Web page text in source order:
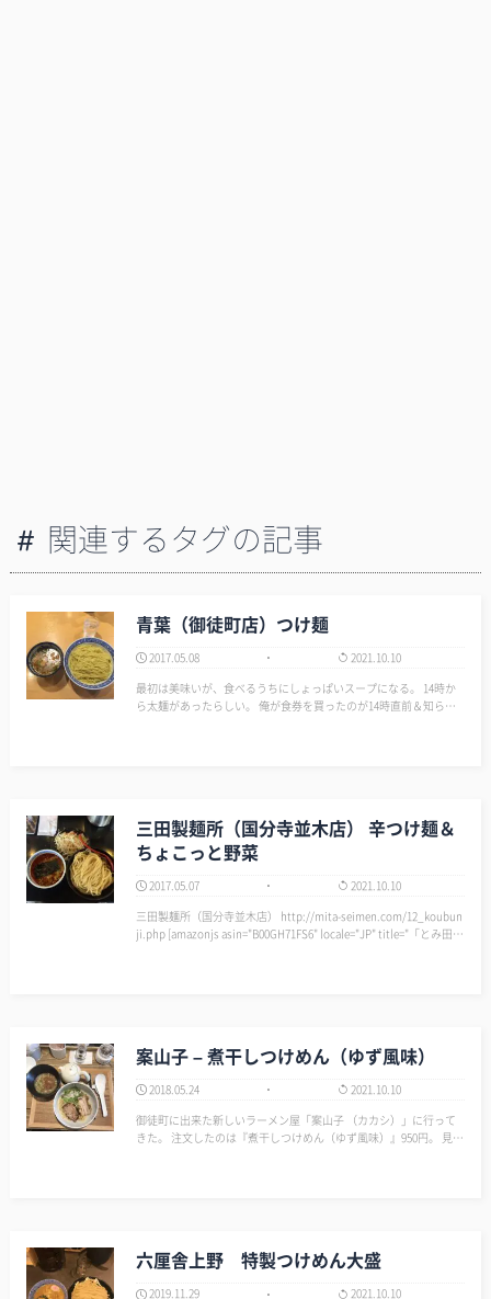
関連するタグの記事
青葉（御徒町店）つけ麺
2017.05.08
2021.10.10
最初は美味いが、食べるうちにしょっぱいスープになる。 14時か
ら太麺があったらしい。 俺が食券を買ったのが14時直前＆知らな
三田製麺所（国分寺並木店） 辛つけ麺＆
ちょこっと野菜
2017.05.07
2021.10.10
三田製麺所（国分寺並木店） http://mita-seimen.com/12_koubun
ji.php [amazonjs asin="B00GH71FS6" locale="JP" title="「とみ田」
案山子 – 煮干しつけめん（ゆず風味）
2018.05.24
2021.10.10
御徒町に出来た新しいラーメン屋「案山子 （カカシ）」に行って
きた。 注文したのは『煮干しつけめん（ゆず風味）』950円。 見た
六厘舎上野 特製つけめん大盛
2019.11.29
2021.10.10